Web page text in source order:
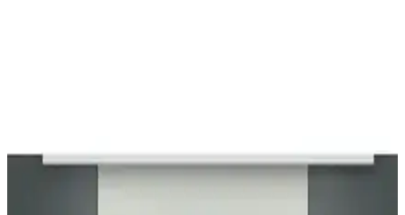
Karşılaştırması: Hangi Model Daha İyi